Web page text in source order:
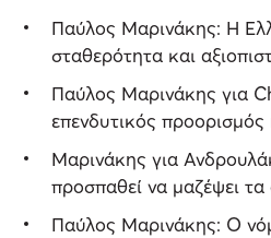
Παύλος Μαρινάκης: Η
σταθερότητα και
Παύλος Μαρινάκης για
επενδυτικός
Μαρινάκης για
προσπαθεί να μαζέψει
Παύλος Μαρινάκης: Ο